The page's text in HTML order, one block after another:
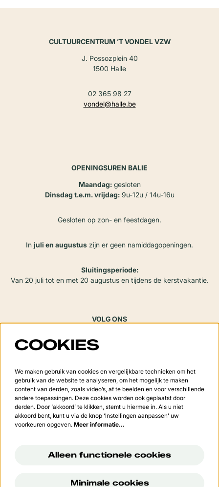
CULTUURCENTRUM ’T VONDEL VZW
J. Possozplein 40
1500 Halle
02 365 98 27
vondel@halle.be
OPENINGSUREN BALIE
Maandag:gesloten
Dinsdag t.e.m. vrijdag:9u-12u / 14u-16u
Gesloten op zon- en feestdagen.
In juli en augustus zijn er geen namiddagopeningen.
Sluitingsperiode:
Van 20 juli tot en met 20 augustus en tijdens de kerstvakantie.
VOLG ONS
Meld je aan voor de nieuwsbrief
Aanmelden
Data Processing Addendum van Google.
COOKIES
We maken gebruik van cookies en vergelijkbare technieken om het
gebruik van de website te analyseren, om het mogelijk te maken
content van derden, zoals video’s, af te beelden en voor verschillende
andere toepassingen. Deze cookies worden ook geplaatst door
derden. Door ‘akkoord’ te klikken, stemt u hiermee in. Als u niet
akkoord bent, kunt u via de knop ‘Instellingen aanpassen’ uw
voorkeuren opgeven. Meer informatie…
Alleen functionele cookies
Minimale cookies